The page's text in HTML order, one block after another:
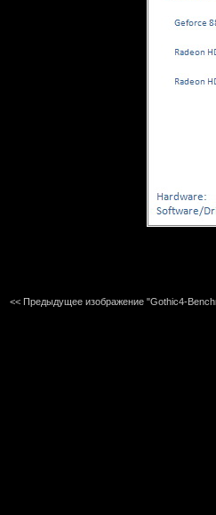
<< Предыдущее изображение "Gothic4-